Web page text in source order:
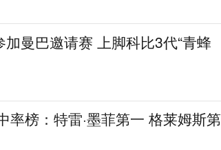
曼巴邀请赛 上脚科比3代“青蜂
榜：特雷·墨菲第一 格莱姆斯第